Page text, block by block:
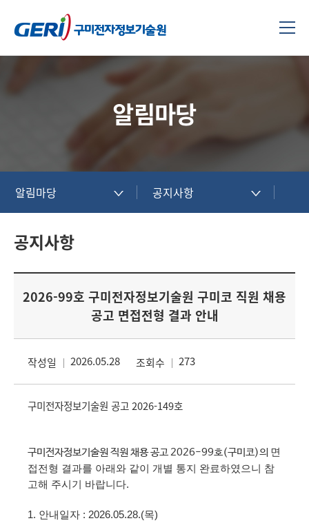
알림마당
알림마당 공지사항
공지사항
2026-99호 구미전자정보기술원 구미코 직원 채용
공고 면접전형 결과 안내
작성일 2026.05.28 조회수 273
구미전자정보기술원 공고 2026-149호
구미전자정보기술원 직원 채용 공고2026-99호(구미코)의 면
접전형 결과를 아래와 같이 개별 통지 완료하였으니 참
고해 주시기 바랍니다.
1. 안내일자 : 2026.05.28.(목)